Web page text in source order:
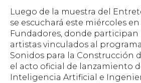
Luego de la muestra del
se escuchará este miércoles
Fundadores, donde
artistas vinculados al
Sonidos para la Construcción
el acto oficial de lanzamiento
Inteligencia Artificial e